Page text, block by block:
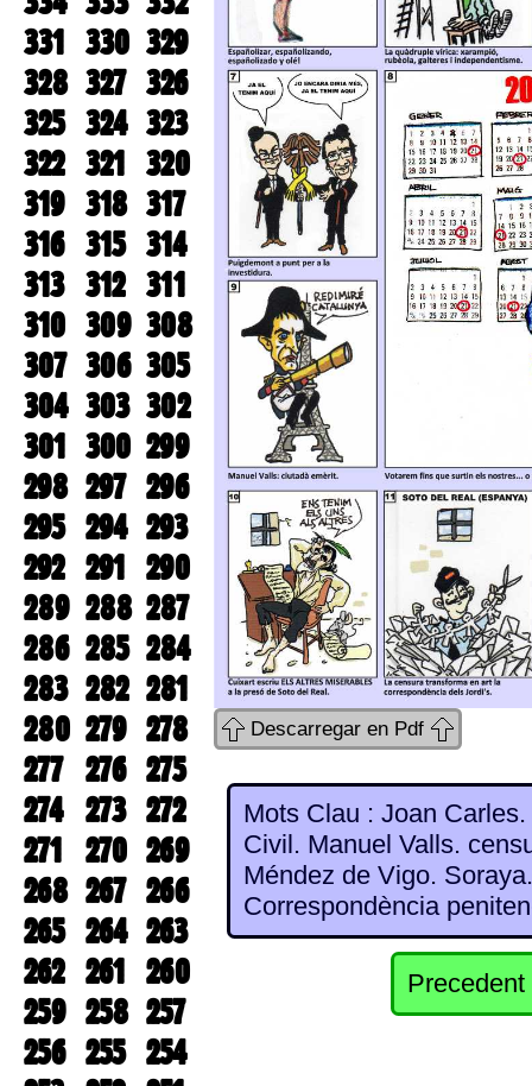
331 330 329
328 327 326
325 324 323
322 321 320
319 318 317
316 315 314
313 312 311
310 309 308
307 306 305
304 303 302
301 300 299
298 297 296
295 294 293
292 291 290
289 288 287
286 285 284
283 282 281
280 279 278
277 276 275
274 273 272
271 270 269
268 267 266
265 264 263
262 261 260
259 258 257
256 255 254
Descarregar en Pdf
Mots Clau : Joan
Civil. Manuel Valls.
Méndez de Vigo.
Correspondència
Precedent